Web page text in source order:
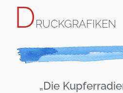
DRUCKGRAFIKEN
„Die